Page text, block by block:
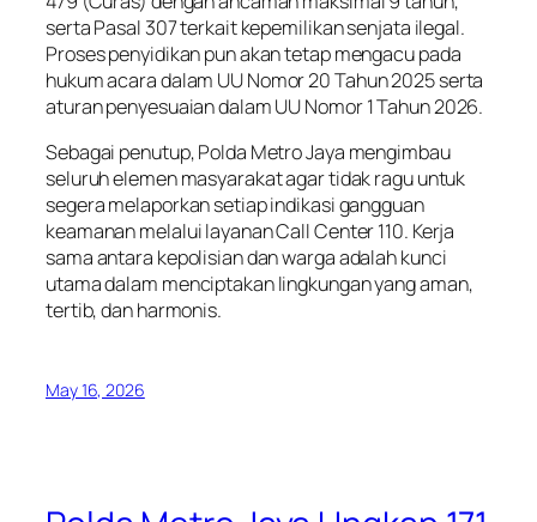
serta Pasal 307 terkait kepemilikan senjata ilegal.
Proses penyidikan pun akan tetap mengacu pada
hukum acara dalam UU Nomor 20 Tahun 2025 serta
aturan penyesuaian dalam UU Nomor 1 Tahun 2026.
Sebagai penutup, Polda Metro Jaya mengimbau
seluruh elemen masyarakat agar tidak ragu untuk
segera melaporkan setiap indikasi gangguan
keamanan melalui layanan Call Center 110. Kerja
sama antara kepolisian dan warga adalah kunci
utama dalam menciptakan lingkungan yang aman,
tertib, dan harmonis.
May 16, 2026